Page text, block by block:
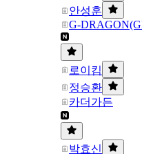
안성훈
G-
로이킴
정승환
카더가든
박효신